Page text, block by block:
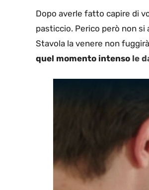
Dopo averle fatto capire di
pasticcio. Perico però non si
Stavola la venere non
quel momento intenso le